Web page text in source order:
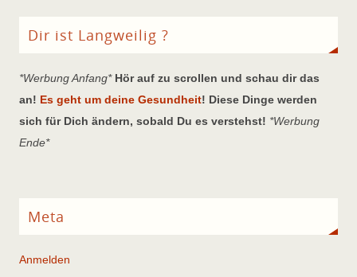
Dir ist Langweilig ?
*Werbung Anfang* Hör auf zu scrollen und schau dir das
an! Es geht um deine Gesundheit! Diese Dinge werden
sich für Dich ändern, sobald Du es verstehst! *Werbung
Ende*
Meta
Anmelden